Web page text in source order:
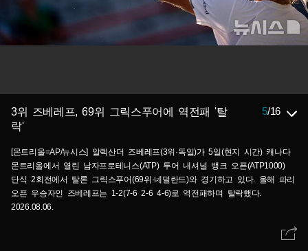
3위 즈베레프, 69위 그릭스푸어에 역전패 '탈
락'
5/16
[몬트리올=AP/뉴시스] 알렉산더 즈베레프(3위·독일)가 5일(현지 시간) 캐나다
몬트리올에서 열린 남자프로테니스(ATP) 투어 내셔널 뱅크 오픈(ATP1000)
단식 2회전에서 탈론 그릭스푸어(69위·네덜란드)와 경기하고 있다. 올해 파리
오픈 우승자인 즈베레프는 1-2(7-6 2-6 4-6)로 역전패하며 탈락했다.
2026.08.06.